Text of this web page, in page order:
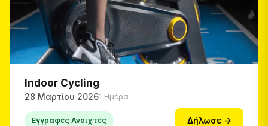
Indoor Cycling
28 Μαρτίου 20261 Ημέρα
Εγγραφές Ανοιχτές Δήλωσε →